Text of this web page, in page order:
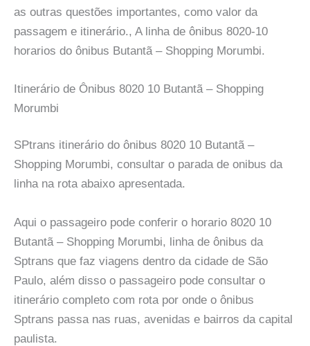
as outras questões importantes, como valor da
passagem e itinerário., A linha de ônibus 8020-10
horarios do ônibus Butantã – Shopping Morumbi.
Itinerário de Ônibus 8020 10 Butantã – Shopping
Morumbi
SPtrans itinerário do ônibus 8020 10 Butantã –
Shopping Morumbi, consultar o parada de onibus da
linha na rota abaixo apresentada.
Aqui o passageiro pode conferir o horario 8020 10
Butantã – Shopping Morumbi, linha de ônibus da
Sptrans que faz viagens dentro da cidade de São
Paulo, além disso o passageiro pode consultar o
itinerário completo com rota por onde o ônibus
Sptrans passa nas ruas, avenidas e bairros da capital
paulista.